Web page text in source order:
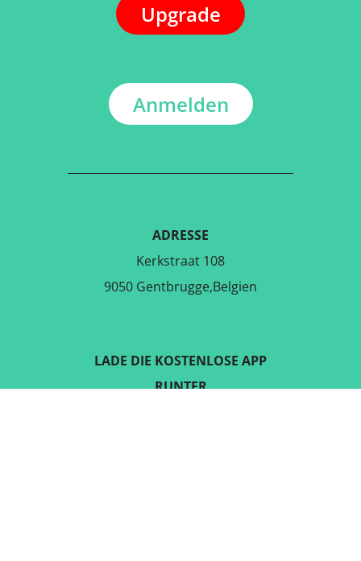
Upgrade
Anmelden
ADRESSE
Kerkstraat 108
9050 Gentbrugge,Belgien
LADE DIE KOSTENLOSE APP
RUNTER